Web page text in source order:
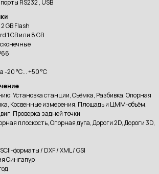
RS232 , USB
GB Flash
1 GB или 8 GB
-20 °С... +50 °С
Установка станции, Съёмка, Разбивка, Опорная
Косвенные измерения, Площадь и ЦММ-объём,
Проверка задней точки
плоскость, Опорная дуга, Дороги 2D, Дороги 3D,
форматы / DXF / XML / GSI
Сингапур